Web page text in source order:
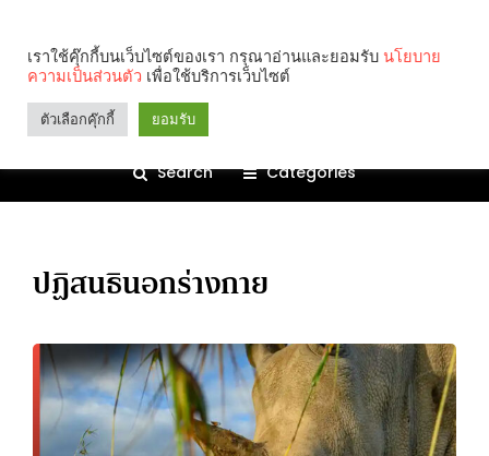
Search Categories
ปฏิสนธินอกร่างกาย
เราใช้คุ๊กกี้บนเว็บไซต์ของเรา กรุณาอ่านและยอมรับ นโยบาย
ความเป็นส่วนตัว เพื่อใช้บริการเว็บไซต์
ตัวเลือกคุ๊กกี้ ยอมรับ